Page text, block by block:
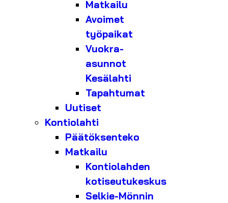
Matkailu
Avoimet
työpaikat
Vuokra-
asunnot
Kesälahti
Tapahtumat
Uutiset
Kontiolahti
Päätöksenteko
Matkailu
Kontiolahden
kotiseutukeskus
Selkie-Mönnin